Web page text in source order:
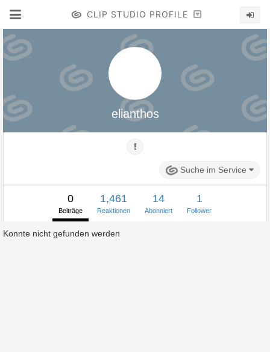
CLIP STUDIO PROFILE
elianthos
Suche im Service
0
Beiträge
1,461
Reaktionen
14
Abonniert
1
Follower
Konnte nicht gefunden werden